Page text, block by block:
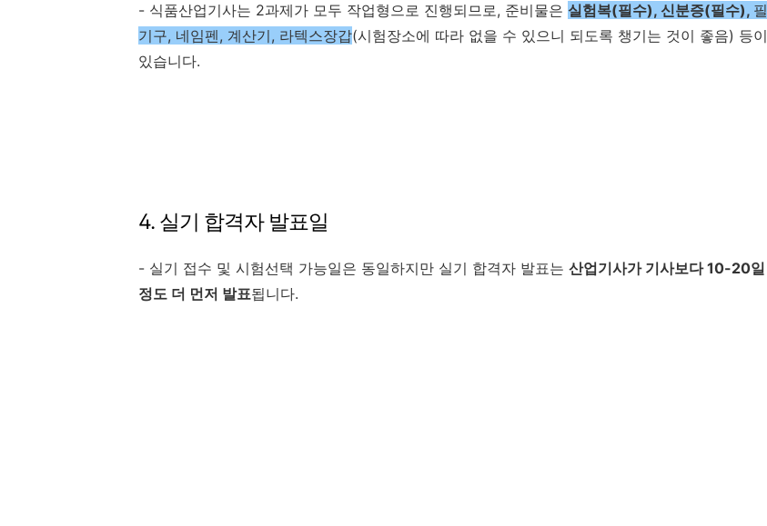
- 식품산업기사는 2과제가 모두 작업형으로 진행되므로, 준비물은 실험복(필수), 신분증(필수), 필
기구, 네임펜, 계산기, 라텍스장갑(시험장소에 따라 없을 수 있으니 되도록 챙기는 것이 좋음) 등이
있습니다.
4. 실기 합격자 발표일
- 실기 접수 및 시험선택 가능일은 동일하지만 실기 합격자 발표는 산업기사가 기사보다 10-20일
정도 더 먼저 발표됩니다.